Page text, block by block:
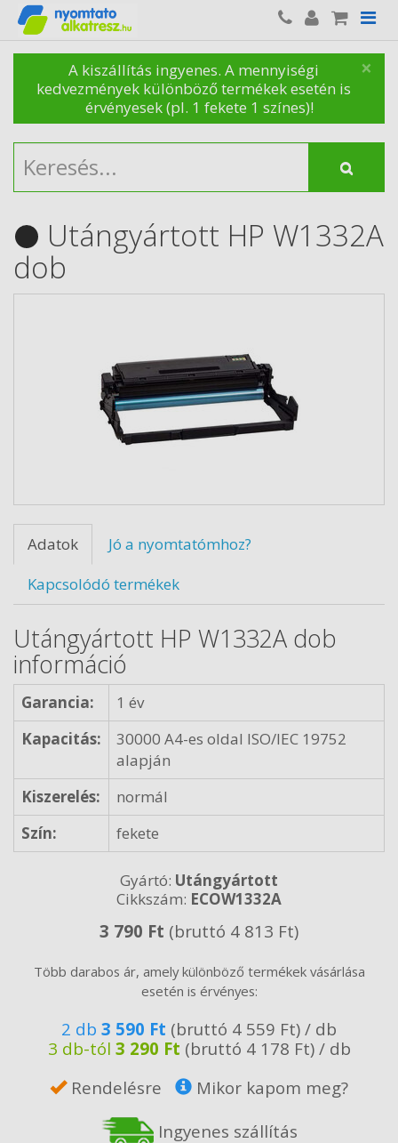
×
A kiszállítás ingyenes. A mennyiségi
kedvezmények különböző termékek esetén is
érvényesek (pl. 1 fekete 1 színes)!
Utángyártott HP W1332A
dob
Adatok
Jó a nyomtatómhoz?
Kapcsolódó termékek
Utángyártott HP W1332A dob
információ
Garancia:
1 év
Kapacitás:
30000 A4-es oldal ISO/IEC 19752
alapján
Kiszerelés:
normál
Szín:
fekete
Gyártó: Utángyártott
Cikkszám: ECOW1332A
3 790 Ft (bruttó 4 813 Ft)
Több darabos ár, amely különböző termékek vásárlása
esetén is érvényes:
2 db 3 590 Ft (bruttó 4 559 Ft) / db
3 db-tól 3 290 Ft (bruttó 4 178 Ft) / db
Rendelésre
Mikor kapom meg?
Ingyenes szállítás